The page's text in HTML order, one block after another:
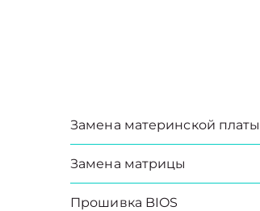
Замена материнской платы
Замена матрицы
Прошивка BIOS